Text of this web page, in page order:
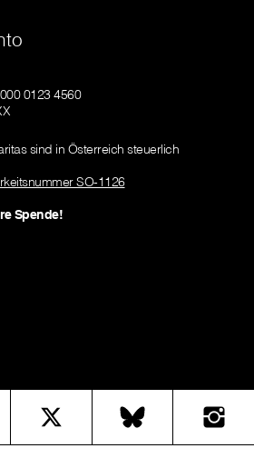
0123 4560
sind in Österreich steuerlich
SO-1126
Spende!